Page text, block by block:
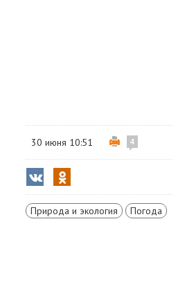
30 июня 10:51 4
Природа и экология Погода